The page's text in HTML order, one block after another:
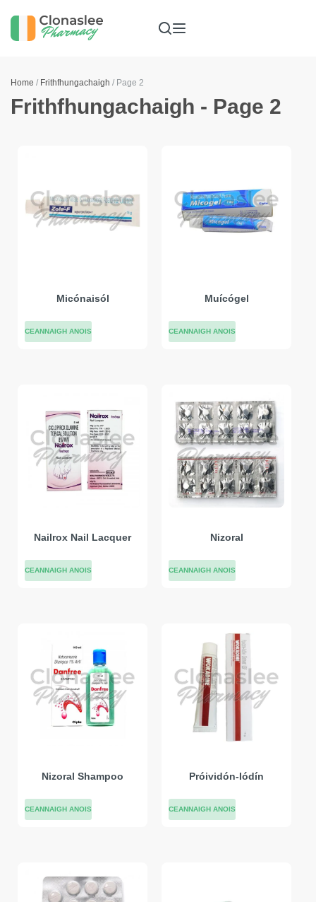
Home / Frithfhungachaigh / Page 2
Frithfhungachaigh - Page 2
Micónaisól
CEANNAIGH ANOIS
Muícógel
CEANNAIGH ANOIS
Nailrox Nail Lacquer
CEANNAIGH ANOIS
Nizoral
CEANNAIGH ANOIS
Nizoral Shampoo
CEANNAIGH ANOIS
Próividón-Iódín
CEANNAIGH ANOIS